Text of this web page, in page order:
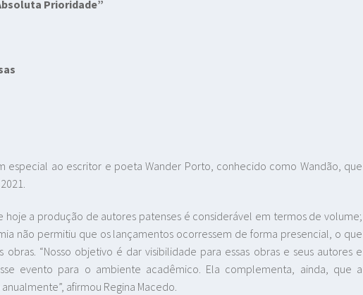
Prioridade”
especial ao escritor e poeta Wander Porto, conhecido como Wandão, que
hoje a produção de autores patenses é considerável em termos de volume;
não permitiu que os lançamentos ocorressem de forma presencial, o que
obras. “Nosso objetivo é dar visibilidade para essas obras e seus autores e
evento para o ambiente acadêmico. Ela complementa, ainda, que a
afirmou Regina Macedo.